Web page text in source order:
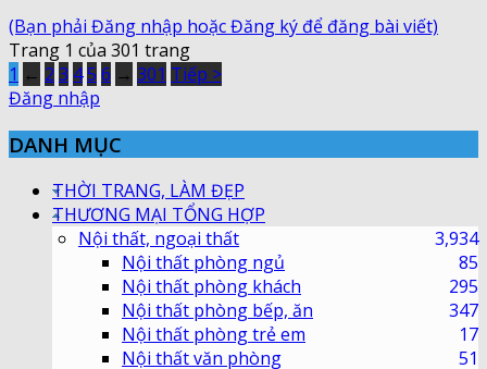
(Bạn phải Đăng nhập hoặc Đăng ký để đăng bài viết)
Trang 1 của 301 trang
1 ← 2 3 45 6 → 301 Tiếp >
Đăng nhập
DANH MỤC
THỜI TRANG, LÀM ĐẸP
THƯƠNG MẠI TỔNG HỢP
Nội thất, ngoại thất
3,934
Nội thất phòng ngủ
85
Nội thất phòng khách
295
Nội thất phòng bếp, ăn
347
Nội thất phòng trẻ em
17
Nội thất văn phòng
51